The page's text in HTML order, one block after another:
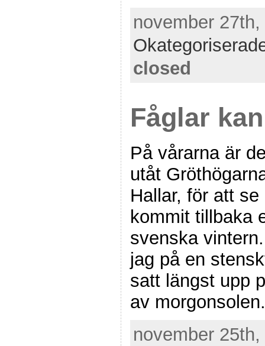
november
closed
Fåglar
På vårarna är
utåt
Hallar, för att
kommit tillbaka
svenska
jag på en
satt längst upp
av
november